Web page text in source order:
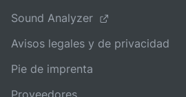
Sound Analyzer
Avisos legales y de privacidad
Pie de imprenta
Proveedores